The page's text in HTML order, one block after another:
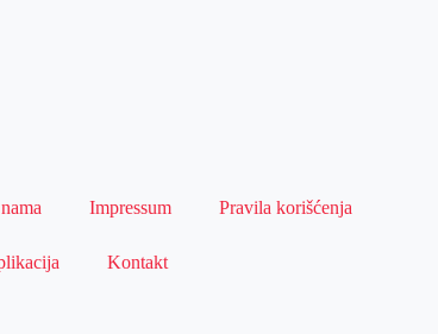
Impressum Pravila korišćenja
Kontakt